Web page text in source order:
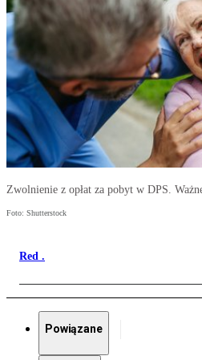
Zwolnienie z opłat za pobyt w DPS.
Foto: Shutterstock
Red .
Powiązane